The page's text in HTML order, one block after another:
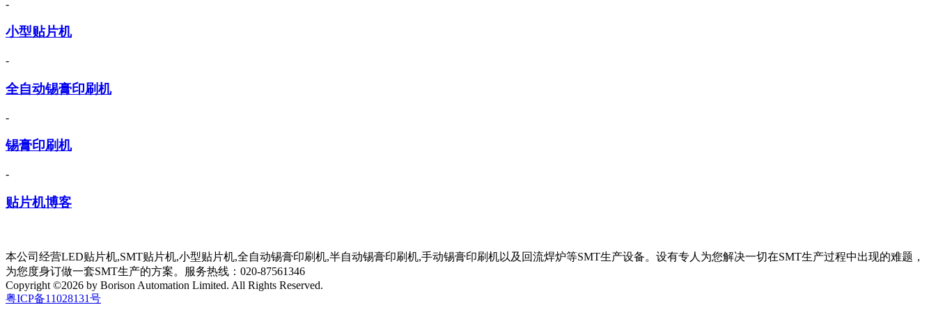
-
小型贴片机
-
全自动锡膏印刷机
-
锡膏印刷机
-
贴片机博客
本公司经营LED贴片机,SMT贴片机,小型贴片机,全自动锡膏印刷机,半自动锡膏印刷机,手动锡膏印刷机以及回流焊炉等SMT生产设备。设有专人为您解决一切在SMT生产过程中出现的难题，
为您度身订做一套SMT生产的方案。服务热线：020-87561346
Copyright ©2026 by Borison Automation Limited. All Rights Reserved.
粤ICP备11028131号